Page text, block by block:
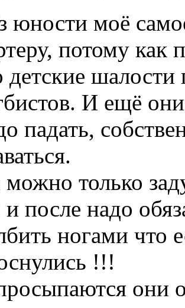
юности моё
потому как
детские
И ещё
падать,
только
после надо
ногами что
!!!
они